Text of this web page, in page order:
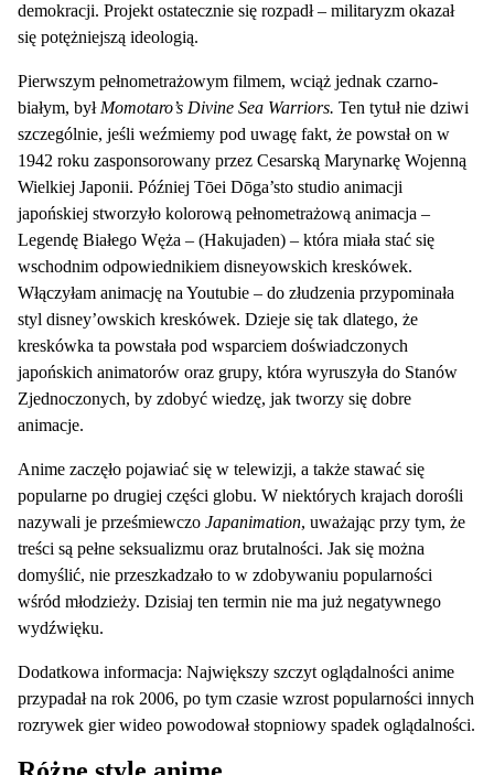
demokracji. Projekt ostatecznie się rozpadł – militaryzm okazał
się potężniejszą ideologią.
Pierwszym pełnometrażowym filmem, wciąż jednak czarno-
białym, był Momotaro’s Divine Sea Warriors. Ten tytuł nie dziwi
szczególnie, jeśli weźmiemy pod uwagę fakt, że powstał on w
1942 roku zasponsorowany przez Cesarską Marynarkę Wojenną
Wielkiej Japonii. Później Tōei Dōga’sto studio animacji
japońskiej stworzyło kolorową pełnometrażową animacja –
Legendę Białego Węża – (Hakujaden) – która miała stać się
wschodnim odpowiednikiem disneyowskich kreskówek.
Włączyłam animację na Youtubie – do złudzenia przypominała
styl disney’owskich kreskówek. Dzieje się tak dlatego, że
kreskówka ta powstała pod wsparciem doświadczonych
japońskich animatorów oraz grupy, która wyruszyła do Stanów
Zjednoczonych, by zdobyć wiedzę, jak tworzy się dobre
animacje.
Anime zaczęło pojawiać się w telewizji, a także stawać się
popularne po drugiej części globu. W niektórych krajach dorośli
nazywali je prześmiewczo Japanimation, uważając przy tym, że
treści są pełne seksualizmu oraz brutalności. Jak się można
domyślić, nie przeszkadzało to w zdobywaniu popularności
wśród młodzieży. Dzisiaj ten termin nie ma już negatywnego
wydźwięku.
Dodatkowa informacja: Największy szczyt oglądalności anime
przypadał na rok 2006, po tym czasie wzrost popularności innych
rozrywek gier wideo powodował stopniowy spadek oglądalności.